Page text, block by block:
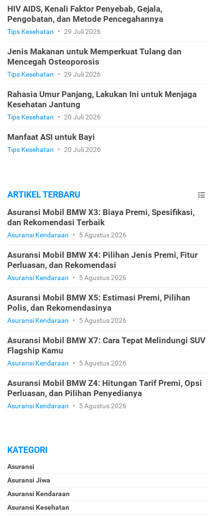
HIV AIDS, Kenali Faktor Penyebab, Gejala,
Pengobatan, dan Metode Pencegahannya
Tips Kesehatan • 29 Juli 2026
Jenis Makanan untuk Memperkuat Tulang dan
Mencegah Osteoporosis
Tips Kesehatan • 29 Juli 2026
Rahasia Umur Panjang, Lakukan Ini untuk Menjaga
Kesehatan Jantung
Tips Kesehatan • 20 Juli 2026
Manfaat ASI untuk Bayi
Tips Kesehatan • 20 Juli 2026
ARTIKEL TERBARU
Asuransi Mobil BMW X3: Biaya Premi, Spesifikasi,
dan Rekomendasi Terbaik
Asuransi Kendaraan • 5 Agustus 2026
Asuransi Mobil BMW X4: Pilihan Jenis Premi, Fitur
Perluasan, dan Rekomendasi
Asuransi Kendaraan • 5 Agustus 2026
Asuransi Mobil BMW X5: Estimasi Premi, Pilihan
Polis, dan Rekomendasinya
Asuransi Kendaraan • 5 Agustus 2026
Asuransi Mobil BMW X7: Cara Tepat Melindungi SUV
Flagship Kamu
Asuransi Kendaraan • 5 Agustus 2026
Asuransi Mobil BMW Z4: Hitungan Tarif Premi, Opsi
Perluasan, dan Pilihan Penyedianya
Asuransi Kendaraan • 5 Agustus 2026
KATEGORI
Asuransi
Asuransi Jiwa
Asuransi Kendaraan
Asuransi Kesehatan